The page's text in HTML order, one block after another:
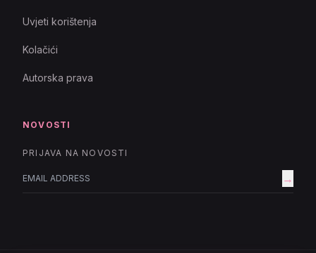
Uvjeti korištenja
Kolačići
Autorska prava
NOVOSTI
PRIJAVA NA NOVOSTI
→